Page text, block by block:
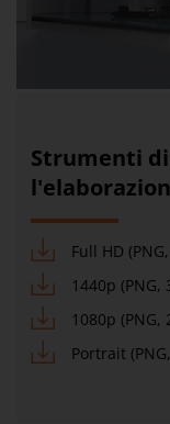
Strumenti
Full HD
1440p (PNG,
1080p (PNG,
Portrait